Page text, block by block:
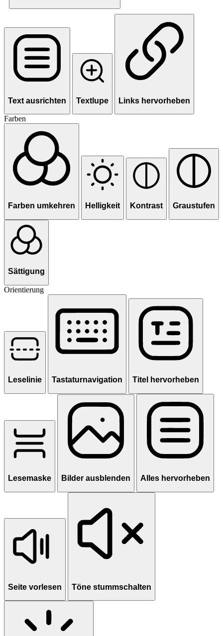
Text ausrichten Textlupe Links hervorheben
Farben
Farben umkehren Helligkeit Kontrast Graustufen
Sättigung
Orientierung
Leselinie Tastaturnavigation Titel hervorheben
Lesemaske Bilder ausblenden Alles hervorheben
Seite vorlesen Töne stummschalten